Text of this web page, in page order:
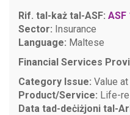
Rif. tal-każ tal-ASF: ASF
Sector: Insurance
Language: Maltese
Financial Services
Category Issue: Value
Product/Service: Life-
Data tad-deċiżjoni tal-